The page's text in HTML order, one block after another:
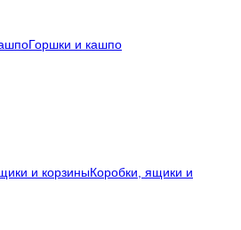
Горшки и кашпо
Коробки, ящики и